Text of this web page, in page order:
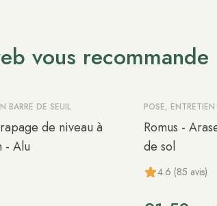
vous recommande
BARRE DE SEUIL
de niveau à
- Alu
POSE,
Romus -
de sol
4.6 (85 avis)